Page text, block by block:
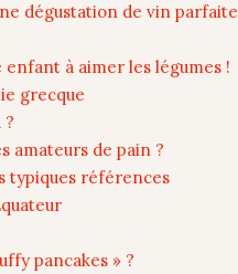
dégustation de vin parfaite
à aimer les légumes !
grecque
?
amateurs de pain ?
typiques références
pancakes » ?